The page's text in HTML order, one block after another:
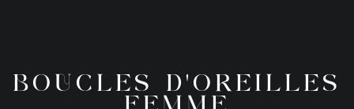
BOUCLES D'OREILLES